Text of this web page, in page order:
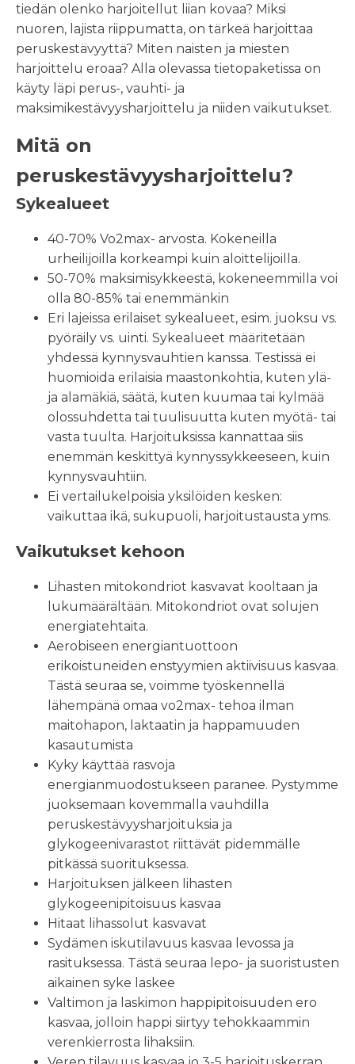
tiedän olenko harjoitellut liian kovaa? Miksi
nuoren, lajista riippumatta, on tärkeä harjoittaa
peruskestävyyttä? Miten naisten ja miesten
harjoittelu eroaa? Alla olevassa tietopaketissa on
käyty läpi perus-, vauhti- ja
maksimikestävyysharjoittelu ja niiden vaikutukset.
Mitä on
peruskestävyysharjoittelu?
Sykealueet
40-70% Vo2max- arvosta. Kokeneilla
urheilijoilla korkeampi kuin aloittelijoilla.
50-70% maksimisykkeestä, kokeneemmilla voi
olla 80-85% tai enemmänkin
Eri lajeissa erilaiset sykealueet, esim. juoksu vs.
pyöräily vs. uinti. Sykealueet määritetään
yhdessä kynnysvauhtien kanssa. Testissä ei
huomioida erilaisia maastonkohtia, kuten ylä-
ja alamäkiä, säätä, kuten kuumaa tai kylmää
olossuhdetta tai tuulisuutta kuten myötä- tai
vasta tuulta. Harjoituksissa kannattaa siis
enemmän keskittyä kynnyssykkeeseen, kuin
kynnysvauhtiin.
Ei vertailukelpoisia yksilöiden kesken:
vaikuttaa ikä, sukupuoli, harjoitustausta yms.
Vaikutukset kehoon
Lihasten mitokondriot kasvavat kooltaan ja
lukumäärältään. Mitokondriot ovat solujen
energiatehtaita.
Aerobiseen energiantuottoon
erikoistuneiden enstyymien aktiivisuus kasvaa.
Tästä seuraa se, voimme työskennellä
lähempänä omaa vo2max- tehoa ilman
maitohapon, laktaatin ja happamuuden
kasautumista
Kyky käyttää rasvoja
energianmuodostukseen paranee. Pystymme
juoksemaan kovemmalla vauhdilla
peruskestävyysharjoituksia ja
glykogeenivarastot riittävät pidemmälle
pitkässä suorituksessa.
Harjoituksen jälkeen lihasten
glykogeenipitoisuus kasvaa
Hitaat lihassolut kasvavat
Sydämen iskutilavuus kasvaa levossa ja
rasituksessa. Tästä seuraa lepo- ja suoristusten
aikainen syke laskee
Valtimon ja laskimon happipitoisuuden ero
kasvaa, jolloin happi siirtyy tehokkaammin
verenkierrosta lihaksiin.